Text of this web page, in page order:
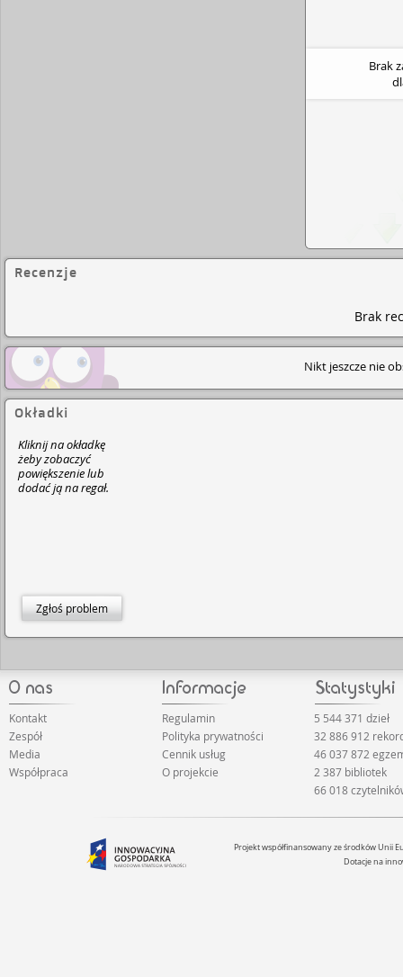
Brak
Recenzje
Brak
Nikt jeszcze nie
Okładki
Kliknij na okładkę
żeby zobaczyć
powiększenie lub
dodać ją na regał.
Zgłoś problem
Kontakt
Zespół
Media
Współpraca
Regulamin
Polityka prywatności
Cennik usług
O projekcie
5 544 371 dzieł
32 886 912
46 037 872
2 387 bibliotek
66 018
Projekt współfinansowany ze środków Unii
Dotacje na